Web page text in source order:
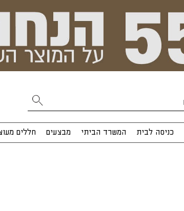
כניסה לבית המשרד הביתי מבצעים חללים